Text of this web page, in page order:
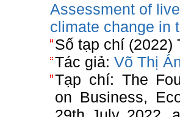
Assessment of
climate change in
Số tạp chí (2022)
Tác giả: Võ Thị
Tạp chí: The
on Business,